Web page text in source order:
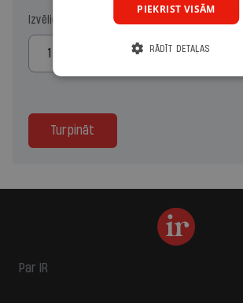
Izvēlies kopiju skaitu
1
Turpināt
Par IR
PIEKRIST VISĀM
RĀDĪT DETAĻAS